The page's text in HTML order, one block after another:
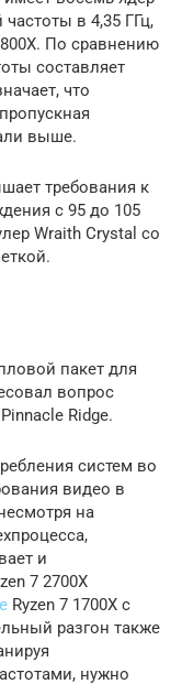
в 4,35 ГГц,
По сравнению
составляет
что
выше.
требования к
с 95 до 105
Wraith Crystal со
пакет для
вопрос
Ridge.
систем во
видео в
на
и
7 2700X
Ryzen 7 1700X с
разгон также
нужно